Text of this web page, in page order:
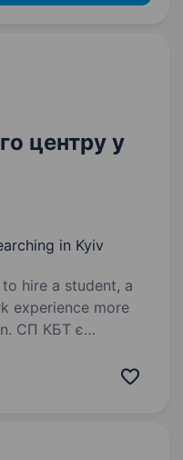
центру у
in Kyiv
hire a student, a
experience more
є